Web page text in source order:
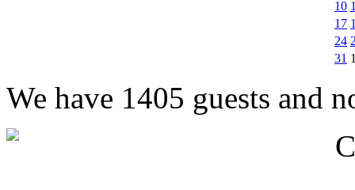
10
17
24
31
We have 1405 guests and